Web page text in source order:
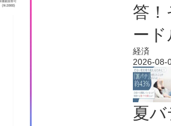
答！
ード
経済
2026-08-
夏バ